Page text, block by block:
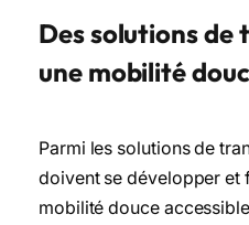
Des solutions
une mobilité
Parmi les solutions de
doivent se développer et
mobilité douce